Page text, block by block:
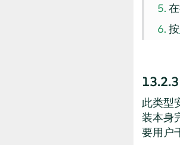
按
13.2.3
此类型
装本身
要用户